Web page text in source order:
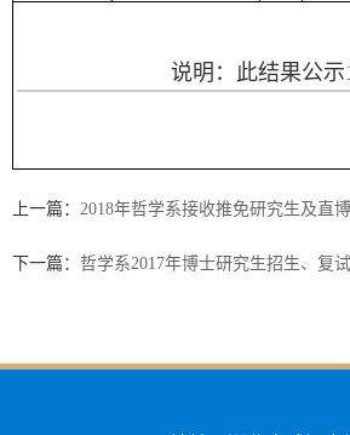
说明：此结果公示
上一篇： 2018年哲学系接收推免研究生及直
下一篇： 哲学系2017年博士研究生招生、复